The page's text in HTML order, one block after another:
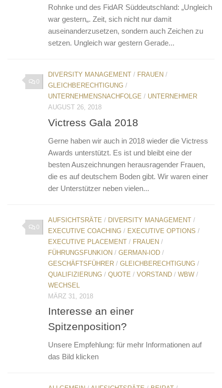
Rohnke und des FidAR Süddeutschland: „Ungleich
war gestern„. Zeit, sich nicht nur damit
auseinanderzusetzen, sondern auch Zeichen zu
setzen. Ungleich war gestern Gerade...
0
DIVERSITY MANAGEMENT / FRAUEN /
GLEICHBERECHTIGUNG /
UNTERNEHMENSNACHFOLGE / UNTERNEHMER
AUGUST 26, 2018
Victress Gala 2018
Gerne haben wir auch in 2018 wieder die Victress
Awards unterstützt. Es ist und bleibt eine der
besten Auszeichnungen herausragender Frauen,
die es auf deutschem Boden gibt. Wir waren einer
der Unterstützer neben vielen...
0
AUFSICHTSRÄTE / DIVERSITY MANAGEMENT /
EXECUTIVE COACHING / EXECUTIVE OPTIONS /
EXECUTIVE PLACEMENT / FRAUEN /
FÜHRUNGSFUNKION / GERMAN-IOD /
GESCHÄFTSFÜHRER / GLEICHBERECHTIGUNG /
QUALIFIZIERUNG / QUOTE / VORSTAND / WBW /
WECHSEL
MÄRZ 31, 2018
Interesse an einer
Spitzenposition?
Unsere Empfehlung: für mehr Informationen auf
das Bild klicken